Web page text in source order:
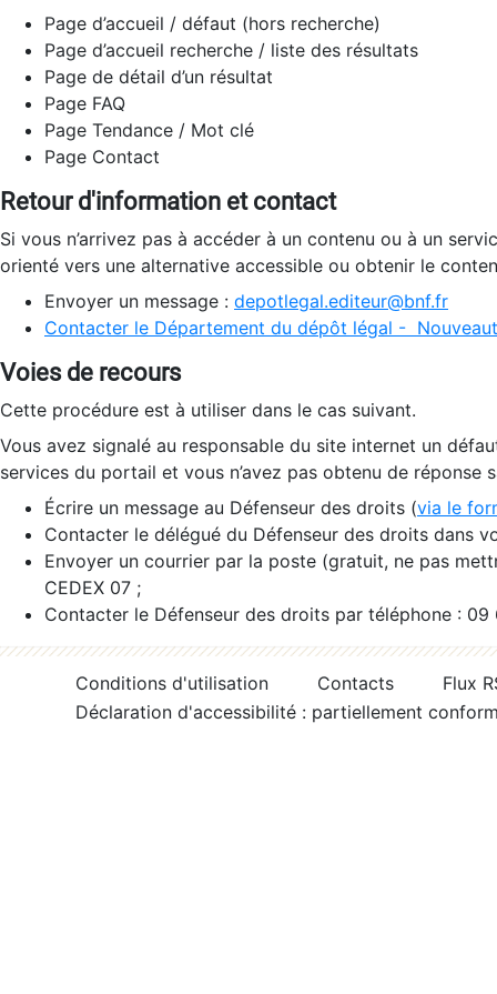
Page d’accueil / défaut (hors recherche)
Page d’accueil recherche / liste des résultats
Page de détail d’un résultat
Page FAQ
Page Tendance / Mot clé
Page Contact
Retour d'information et contact
Si vous n’arrivez pas à accéder à un contenu ou à un
orienté vers une alternative accessible ou obtenir le
Envoyer un message : depotlegal.editeur@bnf.fr
Contacter le Département du dépôt légal -
Voies de recours
Cette procédure est à utiliser dans le cas suivant.
Vous avez signalé au responsable du site internet un
services du portail et vous n’avez pas obtenu de réponse
Écrire un message au Défenseur des droits (via le
Contacter le délégué du Défenseur des droits dans
Envoyer un courrier par la poste (gratuit, ne pas
CEDEX 07 ;
Contacter le Défenseur des droits par téléphone :
Conditions d'utilisation Contacts
Flux
Déclaration d'accessibilité : partiellement